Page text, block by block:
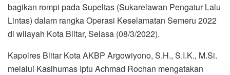
bagikan rompi pada Supeltas (Sukarelawan Pengatur Lalu
Lintas) dalam rangka Operasi Keselamatan Semeru 2022
di wilayah Kota Blitar, Selasa (08/3/2022).
Kapolres Blitar Kota AKBP Argowiyono, S.H., S.I.K., M.Si.
melalui Kasihumas Iptu Achmad Rochan mengatakan